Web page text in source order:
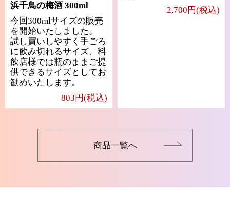
浜千鳥の梅酒 300ml
今回300mlサイズの販売
を開始いたしました。
試し買いしやすく手ごろ
に飲み切れるサイズ、料
飲店様では瓶のままご提
供できるサイズとしてお
勧めいたします。
803円(税込)
2,700円(税込)
商品一覧へ